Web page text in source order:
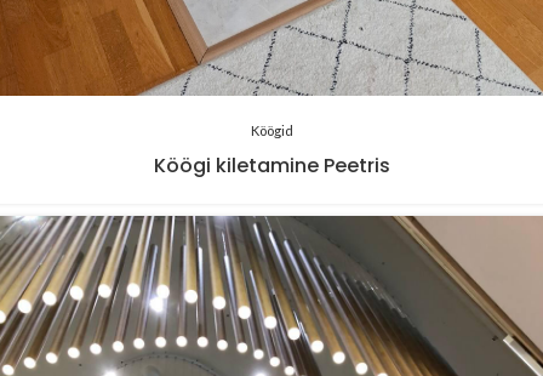
Köögid
Köögi kiletamine Peetris